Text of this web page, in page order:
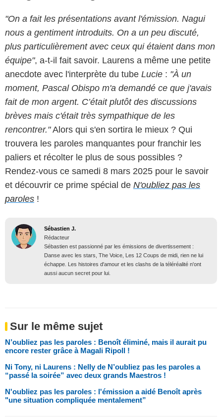
"On a fait les présentations avant l'émission. Nagui
nous a gentiment introduits. On a un peu discuté,
plus particulièrement avec ceux qui étaient dans mon
équipe", a-t-il fait savoir. Laurens a même une petite
anecdote avec l'interprète du tube Lucie : "À un
moment, Pascal Obispo m'a demandé ce que j'avais
fait de mon argent. C’était plutôt des discussions
brèves mais c'était très sympathique de les
rencontrer."Alors qui s'en sortira le mieux ? Qui
trouvera les paroles manquantes pour franchir les
paliers et récolter le plus de sous possibles ?
Rendez-vous ce samedi 8 mars 2025 pour le savoir
et découvrir ce prime spécial de N'oubliez pas les
paroles !
Sébastien J.
Rédacteur
Sébastien est passionné par les émissions de divertissement :
Danse avec les stars, The Voice, Les 12 Coups de midi, rien ne lui
échappe. Les histoires d'amour et les clashs de la téléréalité n'ont
aussi aucun secret pour lui.
Sur le même sujet
N’oubliez pas les paroles : Benoît éliminé, mais il aurait pu
encore rester grâce à Magali Ripoll !
Ni Tony, ni Laurens : Nelly de N’oubliez pas les paroles a
“passé la soirée” avec deux grands Maestros !
N'oubliez pas les paroles : l'émission a aidé Benoît après
"une situation compliquée mentalement”